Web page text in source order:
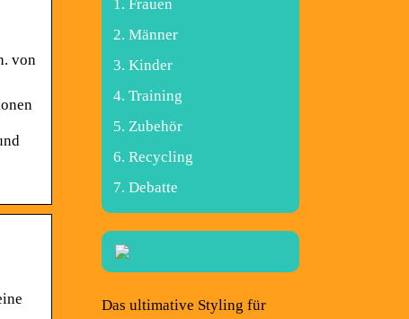
von
Frauen
Männer
Kinder
Training
Zubehör
Recycling
Debatte
Das ultimative Styling für